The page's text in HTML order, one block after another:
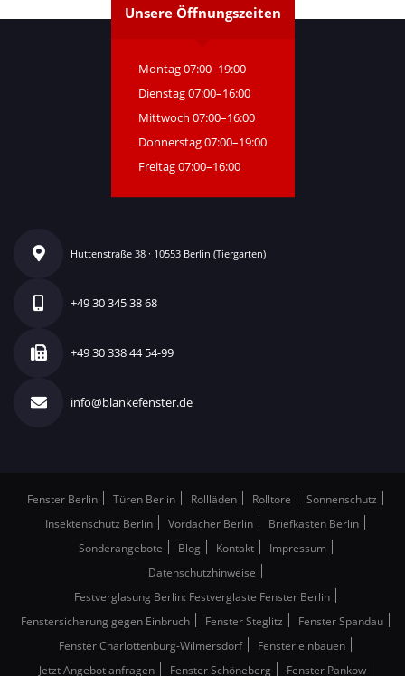
Unsere Öffnungszeiten
Montag 07:00–19:00
Dienstag 07:00–16:00
Mittwoch 07:00–16:00
Donnerstag 07:00–19:00
Freitag 07:00–16:00
Huttenstraße 38 · 10553 Berlin (Tiergarten)
+49 30 345 38 68
+49 30 338 44 54-99
info@blankefenster.de
Fenster Berlin Türen Berlin Rollläden Rolltore
Sonnenschutz
Insektenschutz Berlin
Vordächer Berlin
Briefkästen Berlin
Sonderangebote
Blog Kontakt
Impressum
Datenschutzhinweise
Festverglasung Berlin: Festverglaste Fenster Berlin
Fenstersicherung gegen Einbruch
Fenster Steglitz
Fenster Spandau
Fenster Charlottenburg-Wilmersdorf
Fenster einbauen
Jetzt Angebot anfragen
Fenster Schöneberg Fenster Pankow